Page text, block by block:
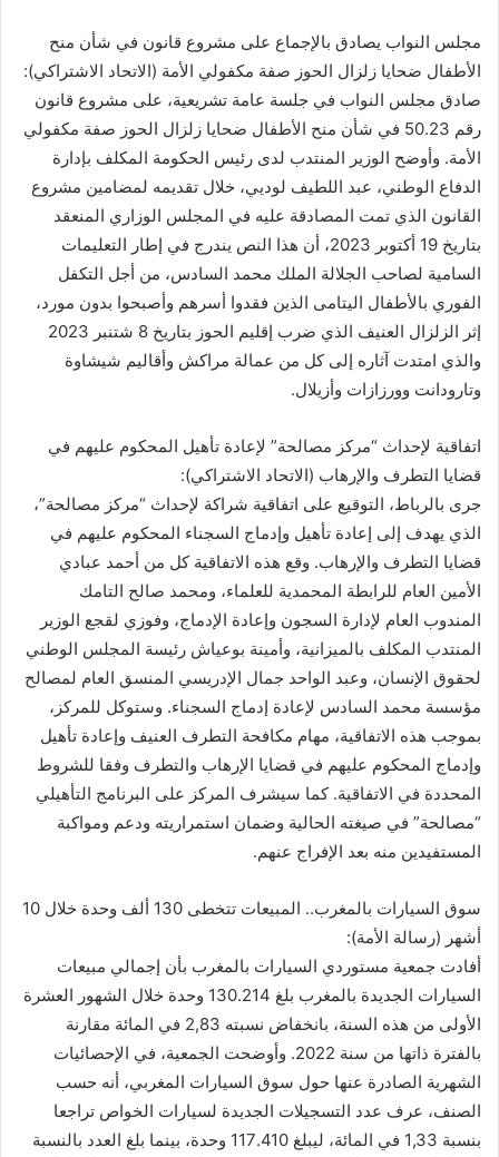
مجلس النواب يصادق بالإجماع على مشروع قانون في شأن منح
الأطفال ضحايا زلزال الحوز صفة مكفولي الأمة (الاتحاد الاشتراكي):
صادق مجلس النواب في جلسة عامة تشريعية، على مشروع قانون
رقم 50.23 في شأن منح الأطفال ضحايا زلزال الحوز صفة مكفولي
الأمة. وأوضح الوزير المنتدب لدى رئيس الحكومة المكلف بإدارة
الدفاع الوطني، عبد اللطيف لوديي، خلال تقديمه لمضامين مشروع
القانون الذي تمت المصادقة عليه في المجلس الوزاري المنعقد
بتاريخ 19 أكتوبر 2023، أن هذا النص يندرج في إطار التعليمات
السامية لصاحب الجلالة الملك محمد السادس، من أجل التكفل
الفوري بالأطفال اليتامى الذين فقدوا أسرهم وأصبحوا بدون مورد،
إثر الزلزال العنيف الذي ضرب إقليم الحوز بتاريخ 8 شتنبر 2023
والذي امتدت آثاره إلى كل من عمالة مراكش وأقاليم شيشاوة
وتارودانت وورزازات وأزيلال.
اتفاقية لإحداث “مركز مصالحة” لإعادة تأهيل المحكوم عليهم في
قضايا التطرف والإرهاب (الاتحاد الاشتراكي):
جرى بالرباط، التوقيع على اتفاقية شراكة لإحداث “مركز مصالحة”،
الذي يهدف إلى إعادة تأهيل وإدماج السجناء المحكوم عليهم في
قضايا التطرف والإرهاب. وقع هذه الاتفاقية كل من أحمد عبادي
الأمين العام للرابطة المحمدية للعلماء، ومحمد صالح التامك
المندوب العام لإدارة السجون وإعادة الإدماج، وفوزي لقجع الوزير
المنتدب المكلف بالميزانية، وأمينة بوعياش رئيسة المجلس الوطني
لحقوق الإنسان، وعبد الواحد جمال الإدريسي المنسق العام لمصالح
مؤسسة محمد السادس لإعادة إدماج السجناء. وستوكل للمركز،
بموجب هذه الاتفاقية، مهام مكافحة التطرف العنيف وإعادة تأهيل
وإدماج المحكوم عليهم في قضايا الإرهاب والتطرف وفقا للشروط
المحددة في الاتفاقية. كما سيشرف المركز على البرنامج التأهيلي
“مصالحة” في صيغته الحالية وضمان استمراريته ودعم ومواكبة
المستفيدين منه بعد الإفراج عنهم.
سوق السيارات بالمغرب.. المبيعات تتخطى 130 ألف وحدة خلال 10
أشهر (رسالة الأمة):
أفادت جمعية مستوردي السيارات بالمغرب بأن إجمالي مبيعات
السيارات الجديدة بالمغرب بلغ 130.214 وحدة خلال الشهور العشرة
الأولى من هذه السنة، بانخفاض نسبته 2,83 في المائة مقارنة
بالفترة ذاتها من سنة 2022. وأوضحت الجمعية، في الإحصائيات
الشهرية الصادرة عنها حول سوق السيارات المغربي، أنه حسب
الصنف، عرف عدد التسجيلات الجديدة لسيارات الخواص تراجعا
بنسبة 1,33 في المائة، ليبلغ 117.410 وحدة، بينما بلغ العدد بالنسبة